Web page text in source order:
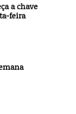
a chave
feira